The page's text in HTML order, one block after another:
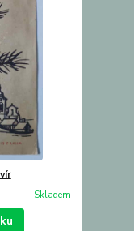
Skladem